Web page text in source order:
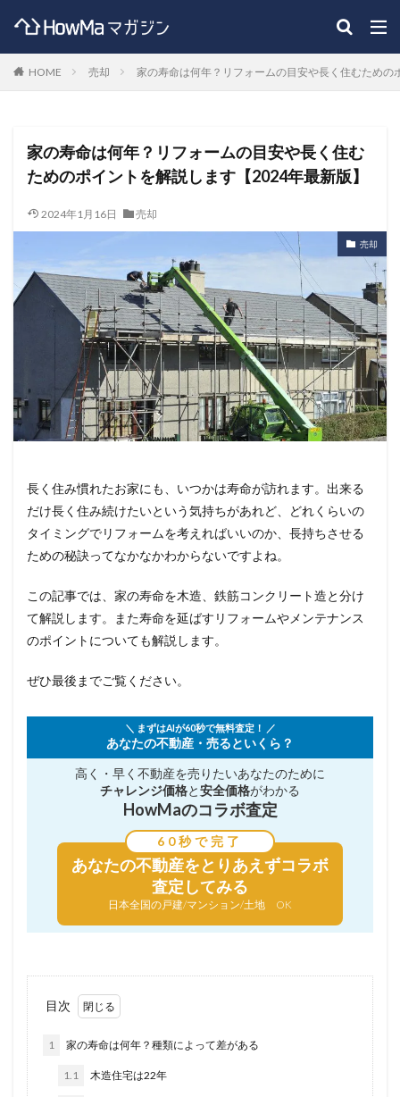
HOME 売却 家の寿命は何年？リフォームの目安や長く住むため
家の寿命は何年？リフォームの目安や長く住む
ためのポイントを解説します【2024年最新版】
2024年1月16日 売却
売却
長く住み慣れたお家にも、いつかは寿命が訪れます。出来る
だけ長く住み続けたいという気持ちがあれど、どれくらいの
タイミングでリフォームを考えればいいのか、長持ちさせる
ための秘訣ってなかなかわからないですよね。
この記事では、家の寿命を木造、鉄筋コンクリート造と分け
て解説します。また寿命を延ばすリフォームやメンテナンス
のポイントについても解説します。
ぜひ最後までご覧ください。
＼ まずはAIが60秒で無料査定！ ／
あなたの不動産・売るといくら？
高く・早く不動産を売りたいあなたのために
チャレンジ価格と安全価格がわかる
HowMaのコラボ査定
60秒で完了
あなたの不動産をとりあえずコラボ
査定してみる
日本全国の戸建/マンション/土地 OK
目次
1 家の寿命は何年？種類によって差がある
1.1 木造住宅は22年